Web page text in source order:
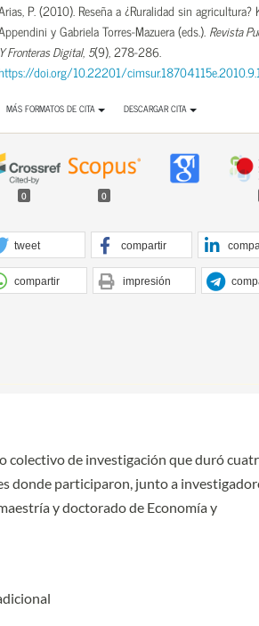
P. (2010). Reseña a ¿Ruralidad sin agricultura?
y Gabriela Torres-Mazuera (eds.). Revista
Y Fronteras Digital, 5(9), 278-286.
doi.org/10.22201/
MÁS FORMATOS DE CITA DESCARGAR CITA
0 0
tweet compartir
compartir impresión
colectivo de investigación que duró
donde participaron, junto a
y doctorado de Economía y